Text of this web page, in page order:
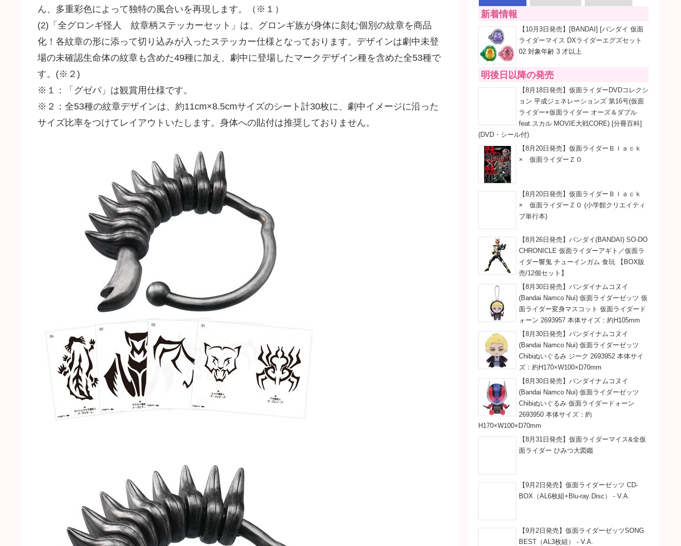
ん、多重彩色によって独特の風合いを再現します。（※１）
(2)「全グロンギ怪人 紋章柄ステッカーセット」は、グロンギ族が身体に刻む個別の紋章を商品
化！各紋章の形に添って切り込みが入ったステッカー仕様となっております。デザインは劇中未登
場の未確認生命体の紋章も含めた49種に加え、劇中に登場したマークデザイン種を含めた全53種で
す。(※２)
※１：「グゼパ」は観賞用仕様です。
※２：全53種の紋章デザインは、約11cm×8.5cmサイズのシート計30枚に、劇中イメージに沿った
サイズ比率をつけてレイアウトいたします。身体への貼付は推奨しておりません。
新着情報
【10月3日発売】[BANDAI] [バンダイ 仮面
ライダーマイス DXライダーエグズセット
02 対象年齢 3 才以上
明後日以降の発売
【8月18日発売】仮面ライダーDVDコレクシ
ョン 平成ジェネレーションズ 第16号(仮面
ライダー×仮面ライダー オーズ＆ダブル
feat.スカル MOVIE大戦CORE) [分冊百科]
(DVD・シール付)
【8月20日発売】仮面ライダーＢｌａｃｋ
× 仮面ライダーＺＯ
【8月20日発売】仮面ライダーＢｌａｃｋ
× 仮面ライダーＺＯ (小学館クリエイティ
ブ単行本)
【8月26日発売】バンダイ(BANDAI) SO-DO
CHRONICLE 仮面ライダーアギト／仮面ラ
イダー響鬼 チューインガム 食玩 【BOX販
売/12個セット】
【8月30日発売】バンダイナムコヌイ
(Bandai Namco Nui) 仮面ライダーゼッツ 仮
面ライダー変身マスコット 仮面ライダード
ォーン 2693957 本体サイズ：約H105mm
【8月30日発売】バンダイナムコヌイ
(Bandai Namco Nui) 仮面ライダーゼッツ
Chibiぬいぐるみ ジーク 2693952 本体サイ
ズ：約H170×W100×D70mm
【8月30日発売】バンダイナムコヌイ
(Bandai Namco Nui) 仮面ライダーゼッツ
Chibiぬいぐるみ 仮面ライダードォーン
2693950 本体サイズ：約
H170×W100×D70mm
【8月31日発売】仮面ライダーマイス&全仮
面ライダー ひみつ大図鑑
【9月2日発売】仮面ライダーゼッツ CD-
BOX（AL6枚組+Blu-ray Disc） - V.A.
【9月2日発売】仮面ライダーゼッツSONG
BEST（AL3枚組） - V.A.